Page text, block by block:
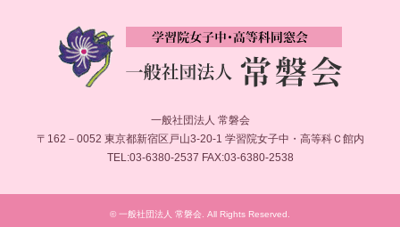
一般社団法人 常磐会
〒162－0052 東京都新宿区戸山3-20-1 学習院女子中・高等科Ｃ館内
TEL:03-6380-2537 FAX:03-6380-2538
© 一般社団法人 常磐会 . All Rights Reserved.